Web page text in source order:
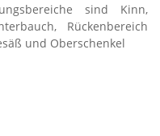
sind
Kinn,
Rückenbereich
und Oberschenkel